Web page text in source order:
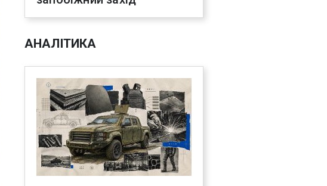
АНАЛІТИКА